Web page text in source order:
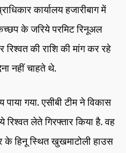
कार्यालय हजारीबाग में
के जरिये परमिट रिनूअल
की राशि की मांग कर रहे
नहीं चाहते थे.
गया. एसीबी टीम ने विकास
लेते गिरफ्तार किया है. वह
के हिनू स्थित खुखमाटोली हाउस